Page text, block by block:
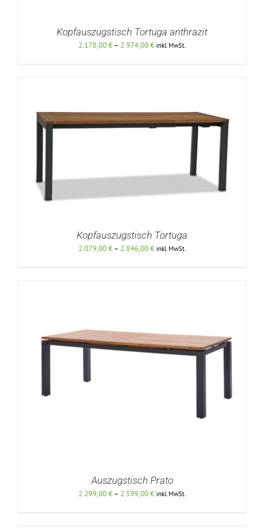
Kopfauszugstisch Tortuga anthrazit
2.178,00€– 2.974,00€Preisspanne:
inkl. MwSt.
Kopfauszugstisch Tortuga
2.079,00€– 2.846,00€Preisspanne:
inkl. MwSt.
Auszugstisch Prato
2.299,00€– 2.599,00€Preisspanne:
inkl. MwSt.